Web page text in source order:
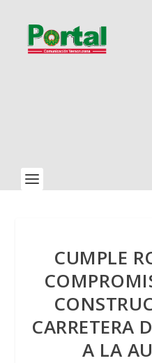
CUMPLE
CARRETERA
A LA